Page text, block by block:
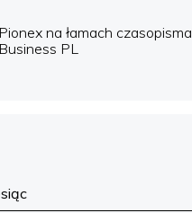
Pionex na łamach czasopisma
Business PL